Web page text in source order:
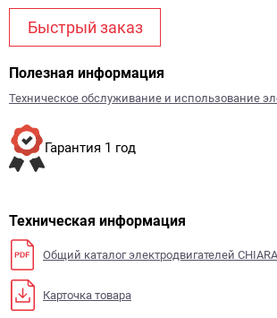
Быстрый заказ
Полезная информация
Техническое обслуживание и использование
Гарантия 1 год
Техническая информация
Общий каталог электродвигателей
Карточка товара